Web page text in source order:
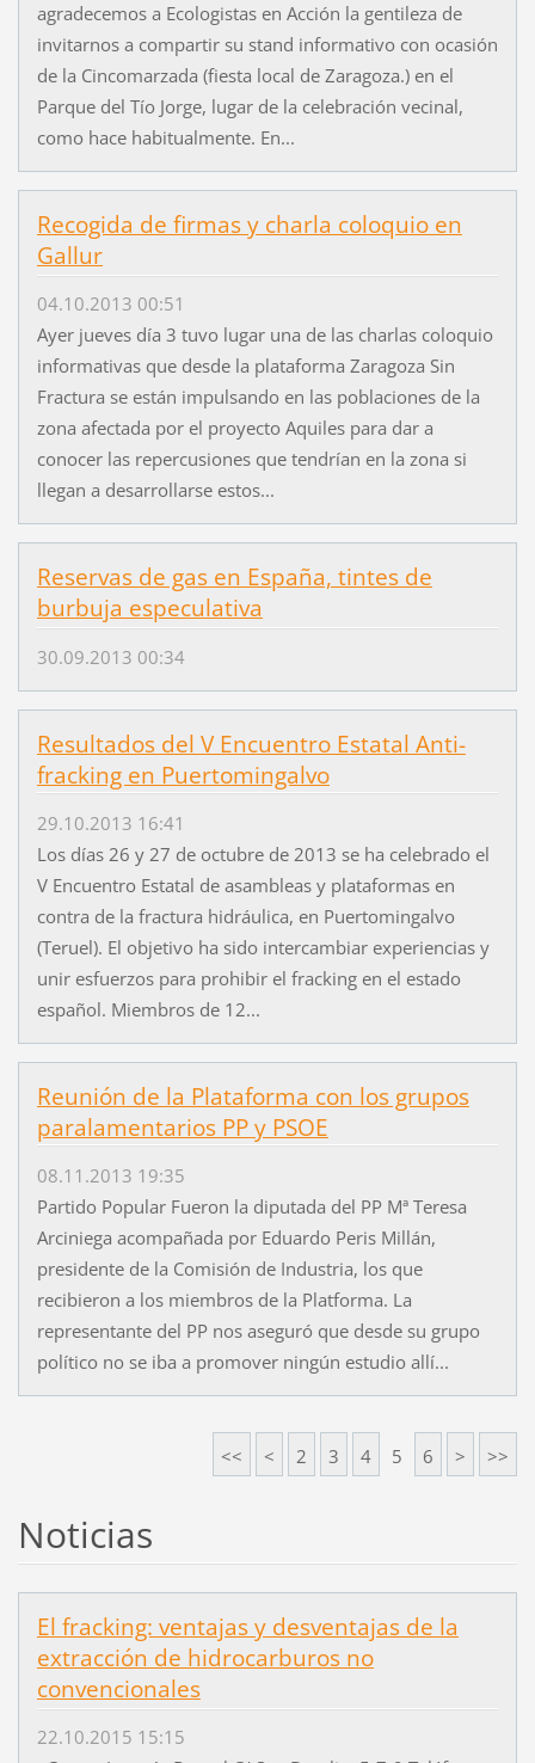
agradecemos a Ecologistas en Acción la gentileza de
invitarnos a compartir su stand informativo con ocasión
de la Cincomarzada (fiesta local de Zaragoza.) en el
Parque del Tío Jorge, lugar de la celebración vecinal,
como hace habitualmente. En...
Recogida de firmas y charla coloquio en
Gallur
04.10.2013 00:51
Ayer jueves día 3 tuvo lugar una de las charlas coloquio
informativas que desde la plataforma Zaragoza Sin
Fractura se están impulsando en las poblaciones de la
zona afectada por el proyecto Aquiles para dar a
conocer las repercusiones que tendrían en la zona si
llegan a desarrollarse estos...
Reservas de gas en España, tintes de
burbuja especulativa
30.09.2013 00:34
Resultados del V Encuentro Estatal Anti-
fracking en Puertomingalvo
29.10.2013 16:41
Los días 26 y 27 de octubre de 2013 se ha celebrado el
V Encuentro Estatal de asambleas y plataformas en
contra de la fractura hidráulica, en Puertomingalvo
(Teruel). El objetivo ha sido intercambiar experiencias y
unir esfuerzos para prohibir el fracking en el estado
español. Miembros de 12...
Reunión de la Plataforma con los grupos
paralamentarios PP y PSOE
08.11.2013 19:35
Partido Popular Fueron la diputada del PP Mª Teresa
Arciniega acompañada por Eduardo Peris Millán,
presidente de la Comisión de Industria, los que
recibieron a los miembros de la Platforma. La
representante del PP nos aseguró que desde su grupo
político no se iba a promover ningún estudio allí...
<< < 2 3 4 5 6 > >>
Noticias
El fracking: ventajas y desventajas de la
extracción de hidrocarburos no
convencionales
22.10.2015 15:15